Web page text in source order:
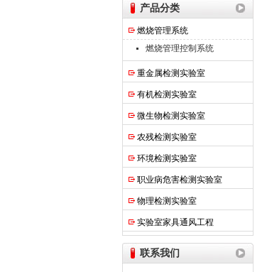
产品分类
燃烧管理系统
燃烧管理控制系统
重金属检测实验室
有机检测实验室
微生物检测实验室
农残检测实验室
环境检测实验室
职业病危害检测实验室
物理检测实验室
实验室家具通风工程
联系我们